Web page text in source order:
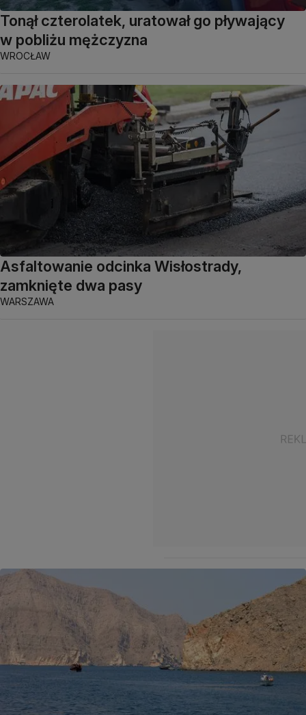
Tonął czterolatek, uratował go pływający
w pobliżu mężczyzna
WROCŁAW
Asfaltowanie odcinka Wisłostrady,
zamknięte dwa pasy
WARSZAWA